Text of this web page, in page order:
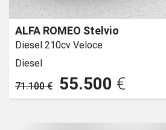
ALFA ROMEO Stelvio
Diesel 210cv Veloce
Diesel
71.100 €
55.500 €